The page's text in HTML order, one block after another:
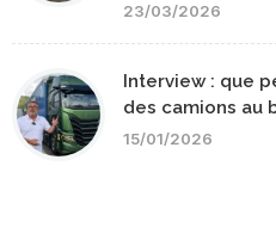
23/03/2026
Interview : que
des camions au
15/01/2026